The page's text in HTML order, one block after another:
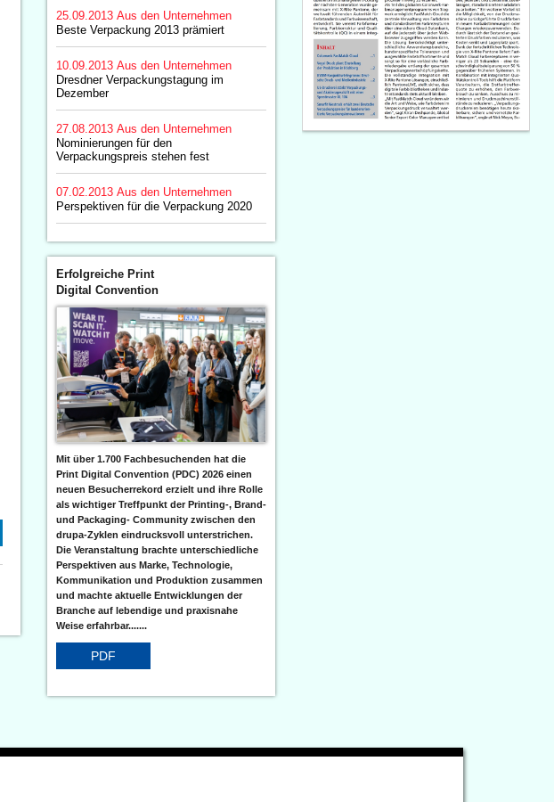
25.09.2013 Aus den Unternehmen
Beste Verpackung 2013 prämiert
10.09.2013 Aus den Unternehmen
Dresdner Verpackungstagung im
Dezember
27.08.2013 Aus den Unternehmen
Nominierungen für den
Verpackungspreis stehen fest
07.02.2013 Aus den Unternehmen
Perspektiven für die Verpackung 2020
Erfolgreiche Print
Digital Convention
Mit über 1.700 Fachbesuchenden hat die
Print Digital Convention (PDC) 2026 einen
neuen Besucherrekord erzielt und ihre Rolle
als wichtiger Treffpunkt der Printing-, Brand-
und Packaging- Community zwischen den
drupa-Zyklen eindrucksvoll unterstrichen.
Die Veranstaltung brachte unterschiedliche
Perspektiven aus Marke, Technologie,
Kommunikation und Produktion zusammen
und machte aktuelle Entwicklungen der
Branche auf lebendige und praxisnahe
Weise erfahrbar.......
PDF